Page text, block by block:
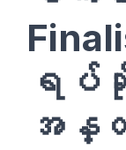
ရပ်
အန္